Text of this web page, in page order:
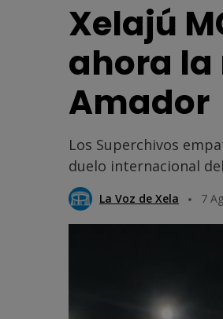
Xelajú
ahora la
Amador
Los Superchivos
duelo internacional
La Voz de Xela 7